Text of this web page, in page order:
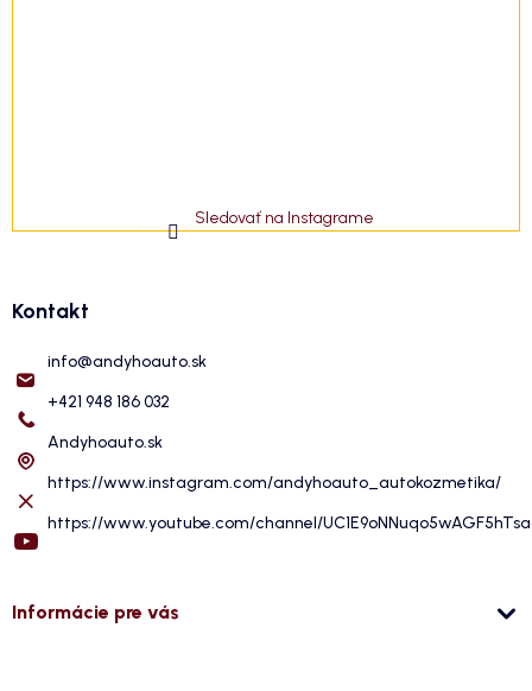
Sledovať na Instagrame
Kontakt
info@andyhoauto.sk
+421 948 186 032
Andyhoauto.sk
https://www.instagram.com/andyhoauto_autokozmetika/
https://www.youtube.com/channel/
Informácie pre vás